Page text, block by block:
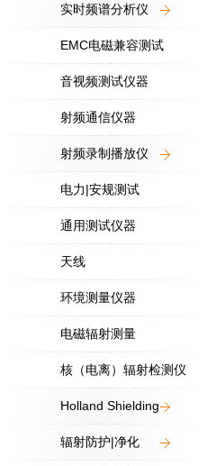
实时频谱分析仪
EMC电磁兼容测试
音视频测试仪器
射频通信仪器
射频录制播放仪
电力|安规测试
通用测试仪器
天线
环境测量仪器
电磁辐射测量
核（电离）辐射检测仪
Holland Shielding
辐射防护|净化